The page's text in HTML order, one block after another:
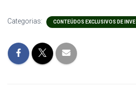
Categorias: CONTEÚDOS EXCLUSIVOS DE